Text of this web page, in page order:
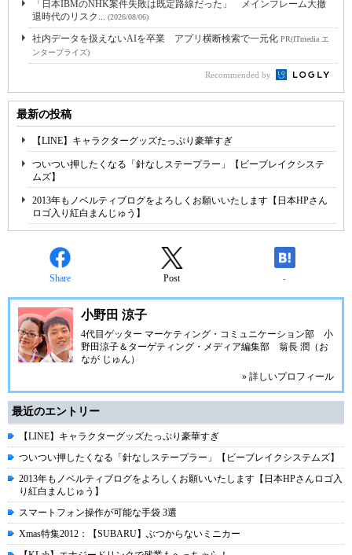
「日本IBMのNHK案件失敗は既定路線だった」 メインフレーム大撤
退時代のリスク... (2026/08/06)
社内データを扱えないAIを卒業 アプリ横断検索で一元化 PR(ITmedia エ
ンタープライズ)
Recommended by
最新の投稿
【LINE】キャラクターグッズたっぷり豪華すぎ
ついつい押したくなる「針なしステープラー」【ビーブレイクシステ
ムズ】
2013年もノベルティブログをよろしくお願いいたします【日本HPさん
ロゴ入り紅白まんじゅう】
Share Post -
小野田 涼子
4代目ゲッター マーケティング・コミュニケーション部 小
野田涼子＆ターゲティング・メディア編集部 翁長 潤（お
なが じゅん）
» 詳しいプロフィール
最近のエントリー
【LINE】キャラクターグッズたっぷり豪華すぎ
ついつい押したくなる「針なしステープラー」【ビーブレイクシステムズ】
2013年もノベルティブログをよろしくお願いいたします【日本HPさんロゴ入
り紅白まんじゅう】
スマートフォン操作が可能な手袋 3選
Xmas特集2012：【SUBARU】ぶつからないミニカー